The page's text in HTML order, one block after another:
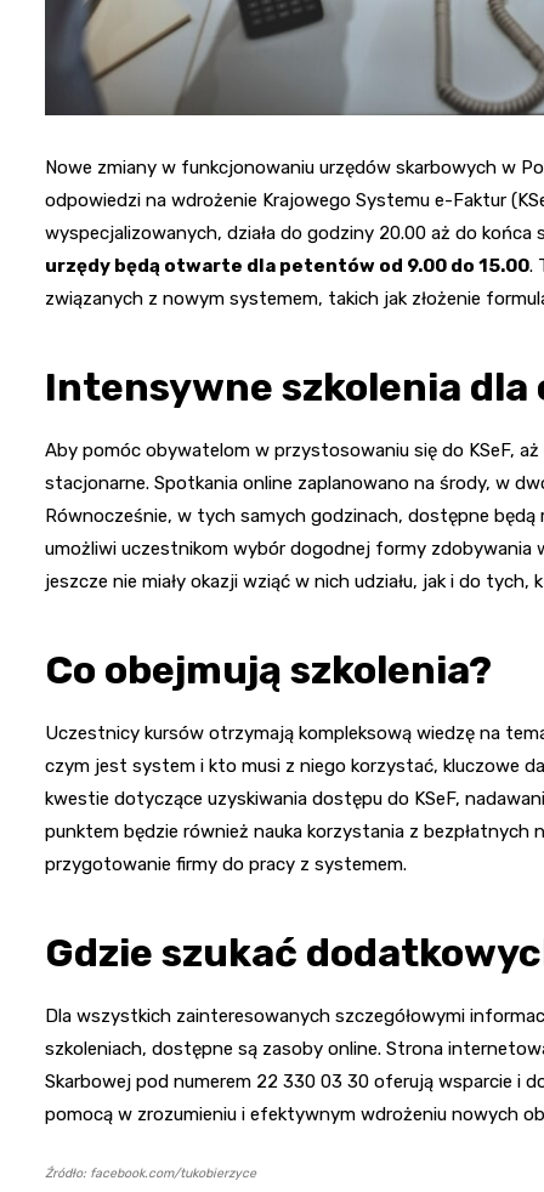
Nowe zmiany w funkcjonowaniu urzędów skarbowych w
odpowiedzi na wdrożenie Krajowego Systemu e-Faktur
wyspecjalizowanych, działa do godziny 20.00 aż do końca
urzędy będą otwarte dla petentów od 9.00 do 15.00.
związanych z nowym systemem, takich jak złożenie
Intensywne szkolenia dla
Aby pomóc obywatelom w przystosowaniu się do KSeF,
stacjonarne. Spotkania online zaplanowano na środy, w
Równocześnie, w tych samych godzinach, dostępne
umożliwi uczestnikom wybór dogodnej formy zdobywania
jeszcze nie miały okazji wziąć w nich udziału, jak i do
Co obejmują szkolenia?
Uczestnicy kursów otrzymają kompleksową wiedzę na
czym jest system i kto musi z niego korzystać, kluczowe
kwestie dotyczące uzyskiwania dostępu do KSeF,
punktem będzie również nauka korzystania z
przygotowanie firmy do pracy z systemem.
Gdzie szukać
Dla wszystkich zainteresowanych szczegółowymi
szkoleniach, dostępne są zasoby online. Strona
Skarbowej pod numerem 22 330 03 30 oferują wsparcie i
pomocą w zrozumieniu i efektywnym wdrożeniu nowych
Źródło: facebook.com/tukobierzyce